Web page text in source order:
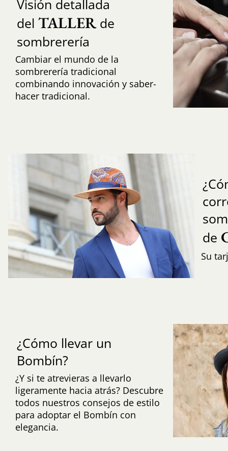
Visión detallada
del TALLERde
sombrerería
Cambiar el mundo de la
sombrerería tradicional
combinando innovación y saber-
hacer tradicional.
de
Su
¿Cómo llevar un
Bombín?
¿Y si te atrevieras a llevarlo
ligeramente hacia atrás? Descubre
todos nuestros consejos de estilo
para adoptar el Bombín con
elegancia.